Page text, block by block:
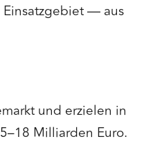
Einsatzgebiet — aus
und erzielen in
Milliarden Euro.